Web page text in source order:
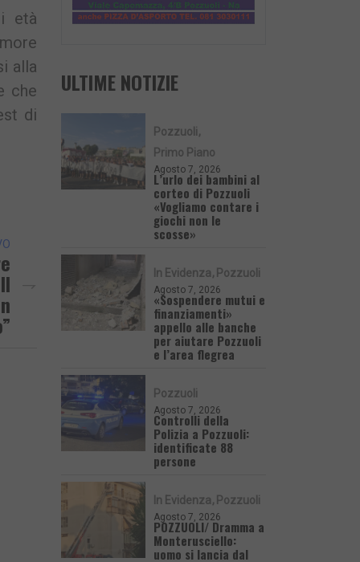
età
alla
che
di
ULTIME NOTIZIE
Pozzuoli
Primo Piano
Agosto 7, 2026
L’urlo dei bambini al
corteo di Pozzuoli
«Vogliamo contare i
giochi non le
scosse»
In Evidenza Pozzuoli
Agosto 7, 2026
«Sospendere mutui e
finanziamenti»
appello alle banche
per aiutare Pozzuoli
e l’area flegrea
Pozzuoli
Agosto 7, 2026
Controlli della
Polizia a Pozzuoli:
identificate 88
persone
In Evidenza Pozzuoli
Agosto 7, 2026
POZZUOLI/ Dramma a
Monterusciello:
uomo si lancia dal